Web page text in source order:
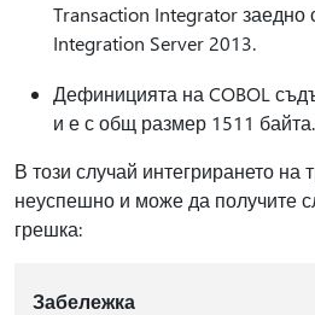
Transaction Integrator заедно
Integration Server 2013.
Дефиницията на COBOL
и е с общ размер 1511 байта.
В този случай интегрирането на
неуспешно и може да получите
грешка:
Забележка